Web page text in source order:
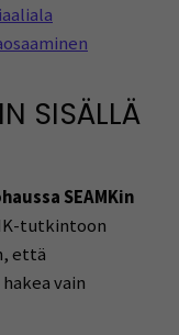
SISÄLLÄ
SEAMKin
tutkintoon
että
vain